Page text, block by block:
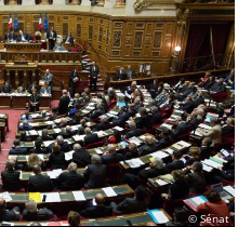
© Sénat